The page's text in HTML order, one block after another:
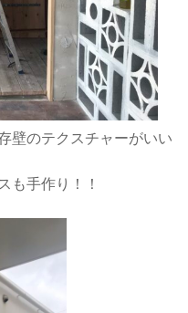
壁のテクスチャーがいい
も手作り！！